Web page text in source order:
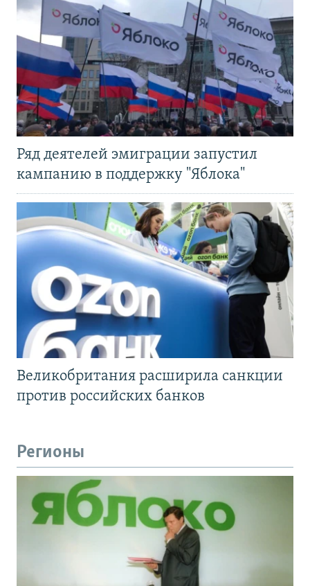
Ряд деятелей эмиграции запустил
кампанию в поддержку "Яблока"
Великобритания расширила санкции
против российских банков
Регионы